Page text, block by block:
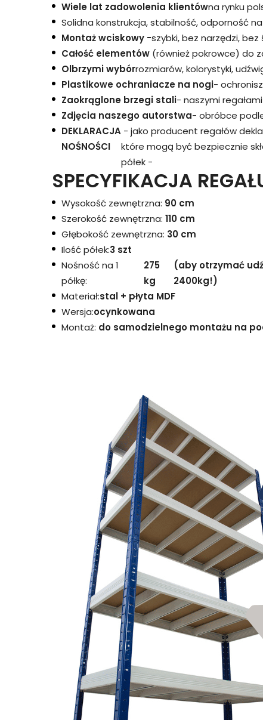
Wiele lat zadowolenia klientówna rynku
Solidna konstrukcja, stabilność, odporność
Montaż wciskowy -szybki, bez narzędzi,
Całość elementów (również pokrowce) do
Olbrzymi wybórrozmiarów, kolorystyki,
Plastikowe ochraniacze na nogi-
Zaokrąglone brzegi stali- naszymi
Zdjęcia naszego autorstwa- obróbce
DEKLARACJA
NOŚNOŚCI
- jako producent regałów
które mogą być bezpiecznie
półek -
SPECYFIKACJA
Wysokość zewnętrzna: 90 cm
Szerokość zewnętrzna: 110 cm
Głębokość zewnętrzna: 30 cm
Ilość półek:3 szt
Nośność na 1
półkę:
275
kg
(aby otrzymać
2400kg!)
Materiał:stal + płyta MDF
Wersja:ocynkowana
Montaż: do samodzielnego montażu na